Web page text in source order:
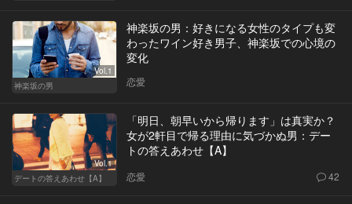
Vol.1
神楽坂の男
神楽坂の男：好きになる女性のタイプも変
わったワイン好き男子、神楽坂での心境の
変化
恋愛
Vol.1
デートの答えあわせ【A】
「明日、朝早いから帰ります」は真実か？
女が2軒目で帰る理由に気づかぬ男：デー
トの答えあわせ【A】
恋愛 42